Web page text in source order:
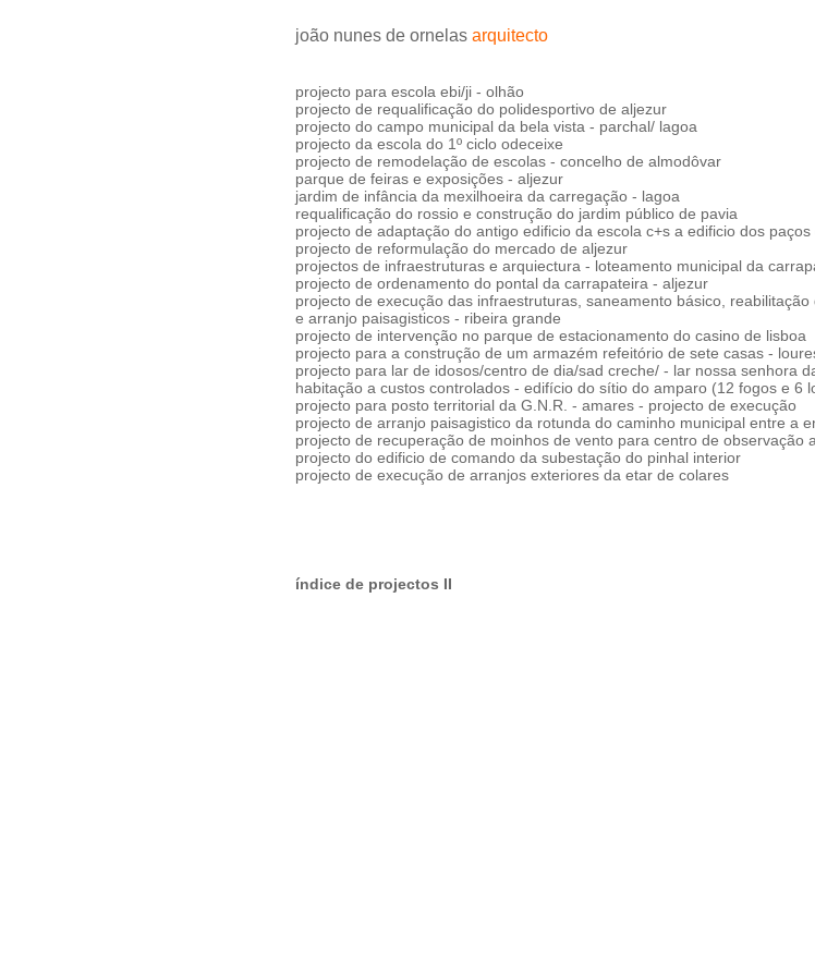
joão nunes de ornelas arquitecto
projecto para escola ebi/ji - olhão
projecto de requalificação do polidesportivo de aljezur
projecto do campo municipal da bela vista - parchal/ lagoa
projecto da escola do 1º ciclo odeceixe
projecto de remodelação de escolas - concelho de almodôvar
parque de feiras e exposições - aljezur
jardim de infância da mexilhoeira da carregação - lagoa
requalificação do rossio e construção do jardim público de pavia
projecto de adaptação do antigo edificio da escola c+s a edificio dos
projecto de reformulação do mercado de aljezur
projectos de infraestruturas e arquiectura - loteamento municipal da
projecto de ordenamento do pontal da carrapateira - aljezur
projecto de execução das infraestruturas, saneamento básico, reabilitação
e arranjo paisagisticos - ribeira grande
projecto de intervenção no parque de estacionamento do casino de lisboa
projecto para a construção de um armazém refeitório de sete casas -
projecto para lar de idosos/centro de dia/sad creche/ - lar nossa senhora
habitação a custos controlados - edifício do sítio do amparo (12 fogos e 6
projecto para posto territorial da G.N.R. - amares - projecto de execução
projecto de arranjo paisagistico da rotunda do caminho municipal entre a
projecto de recuperação de moinhos de vento para centro de observação
projecto do edificio de comando da subestação do pinhal interior
projecto de execução de arranjos exteriores da etar de colares
índice de projectos II